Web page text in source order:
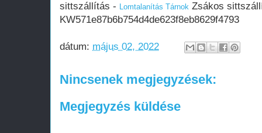
sittszállítás - Lomtalanítás Tárnok Zsákos
KW571e87b6b754d4de623f8eb8629f4793
dátum: május 02, 2022
Nincsenek megjegyzések:
Megjegyzés küldése